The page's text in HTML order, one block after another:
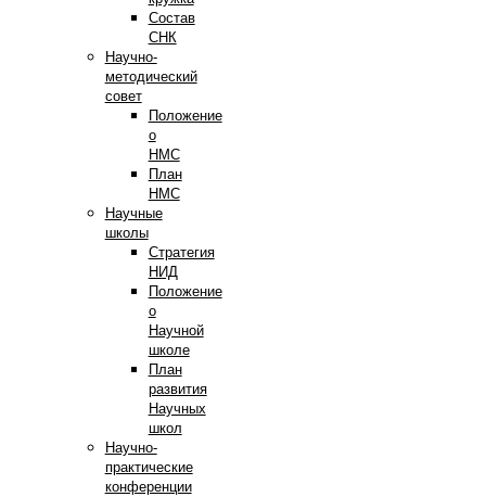
Состав
СНК
Научно-
методический
совет
Положение
о
НМС
План
НМС
Научные
школы
Стратегия
НИД
Положение
о
Научной
школе
План
развития
Научных
школ
Научно-
практические
конференции